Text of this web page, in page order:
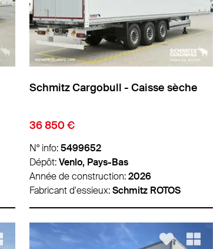
Schmitz Cargobull - Caisse sèche
36 850 €
N° info:5499652
Dépôt:Venlo, Pays-Bas
Année de construction:2026
Fabricant d'essieux:Schmitz ROTOS